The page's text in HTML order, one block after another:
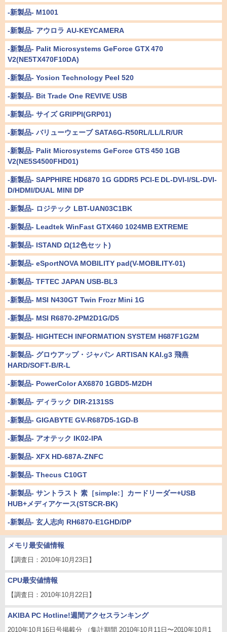
-新製品- M1001
-新製品- アウロラ AU-KEYCAMERA
-新製品- Palit Microsystems GeForce GTX 470
V2(NE5TX470F10DA)
-新製品- Yosion Technology Peel 520
-新製品- Bit Trade One REVIVE USB
-新製品- サイズ GRIPPI(GRP01)
-新製品- バリューウェーブ SATA6G-R50RL/LL/LR/UR
-新製品- Palit Microsystems GeForce GTS 450 1GB
V2(NE5S4500FHD01)
-新製品- SAPPHIRE HD6870 1G GDDR5 PCI-E DL-DVI-I/SL-DVI-
D/HDMI/DUAL MINI DP
-新製品- ロジテック LBT-UAN03C1BK
-新製品- Leadtek WinFast GTX460 1024MB EXTREME
-新製品- ISTAND Ω(12色セット)
-新製品- eSportNOVA MOBILITY pad(V-MOBILITY-01)
-新製品- TFTEC JAPAN USB-BL3
-新製品- MSI N430GT Twin Frozr Mini 1G
-新製品- MSI R6870-2PM2D1G/D5
-新製品- HIGHTECH INFORMATION SYSTEM H687F1G2M
-新製品- グロウアップ・ジャパン ARTISAN KAI.g3 飛燕
HARD/SOFT-B/R-L
-新製品- PowerColor AX6870 1GBD5-M2DH
-新製品- ディラック DIR-2131SS
-新製品- GIGABYTE GV-R687D5-1GD-B
-新製品- アオテック IK02-IPA
-新製品- XFX HD-687A-ZNFC
-新製品- Thecus C10GT
-新製品- サントラスト 素［simple:］カードリーダー+USB
HUB+メディアケース(STSCR-BK)
-新製品- 玄人志向 RH6870-E1GHD/DP
メモリ最安値情報
【調査日：2010年10月23日】
CPU最安値情報
【調査日：2010年10月22日】
AKIBA PC Hotline!週間アクセスランキング
2010年10月16日号掲載分 （集計期間 2010年10月11日〜2010年10月1